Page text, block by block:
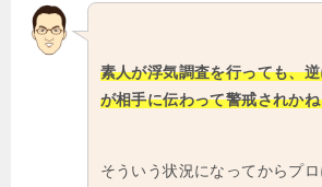
素人が浮気調査を行っても、
が相手に伝わって警戒されか
そういう状況になってからプ